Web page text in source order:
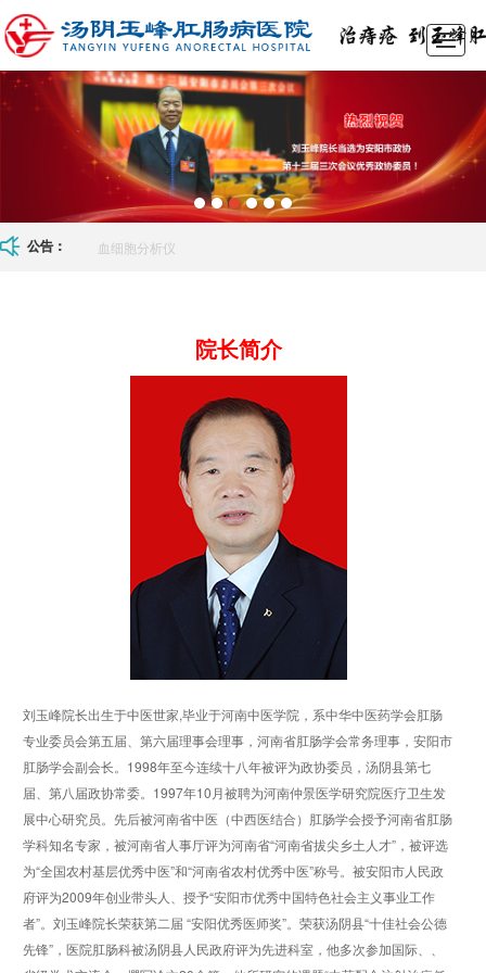
首页 医院介绍 实力展示 诊疗项目 医师团队
公告： 血细胞分析仪
院长简介
刘玉峰院长出生于中医世家,毕业于河南中医学院，系中华中医药学会肛肠
专业委员会第五届、第六届理事会理事，河南省肛肠学会常务理事，安阳市
肛肠学会副会长。1998年至今连续十八年被评为政协委员，汤阴县第七
届、第八届政协常委。1997年10月被聘为河南仲景医学研究院医疗卫生发
展中心研究员。先后被河南省中医（中西医结合）肛肠学会授予河南省肛肠
学科知名专家，被河南省人事厅评为河南省“河南省拔尖乡土人才”，被评选
为“全国农村基层优秀中医”和“河南省农村优秀中医”称号。被安阳市人民政
府评为2009年创业带头人、授予“安阳市优秀中国特色社会主义事业工作
者”。刘玉峰院长荣获第二届 “安阳优秀医师奖”。荣获汤阴县“十佳社会公德
先锋”，医院肛肠科被汤阴县人民政府评为先进科室，他多次参加国际、、